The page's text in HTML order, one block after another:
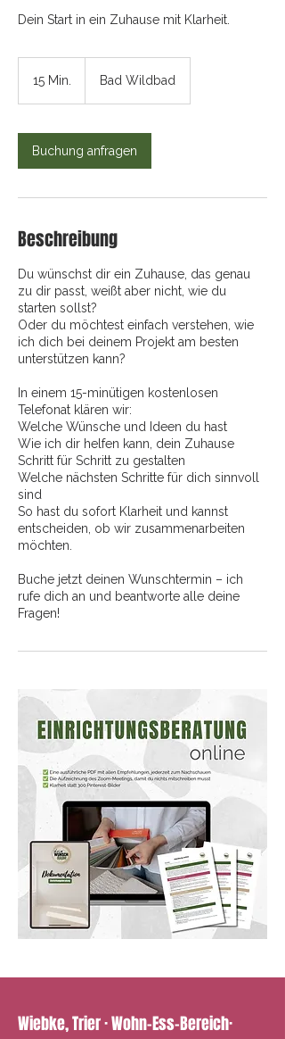
Dein Start in ein Zuhause mit Klarheit.
15 Min.
i
n
Bad Wildbad
Buchung anfragen
Beschreibung
Du wünschst dir ein Zuhause, das genau
zu dir passt, weißt aber nicht, wie du
starten sollst?
Oder du möchtest einfach verstehen, wie
ich dich bei deinem Projekt am besten
unterstützen kann?
​In einem 15-minütigen kostenlosen
Telefonat klären wir:
Welche Wünsche und Ideen du hast
Wie ich dir helfen kann, dein Zuhause
Schritt für Schritt zu gestalten
Welche nächsten Schritte für dich sinnvoll
sind
So hast du sofort Klarheit und kannst
entscheiden, ob wir zusammenarbeiten
möchten.
Buche jetzt deinen Wunschtermin – ich
rufe dich an und beantworte alle deine
Fragen!
Wiebke, Trier · Wohn-Ess-Bereich·